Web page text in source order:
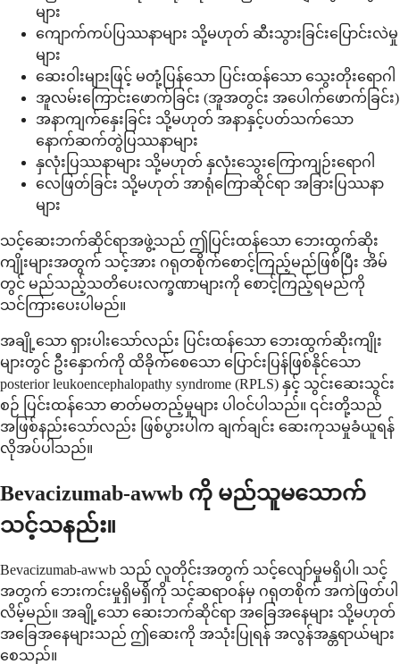
များ
ကျောက်ကပ်ပြဿနာများ သို့မဟုတ် ဆီးသွားခြင်းပြောင်းလဲမှု
များ
ဆေးဝါးများဖြင့် မတုံ့ပြန်သော ပြင်းထန်သော သွေးတိုးရောဂါ
အူလမ်းကြောင်းဖောက်ခြင်း (အူအတွင်း အပေါက်ဖောက်ခြင်း)
အနာကျက်နှေးခြင်း သို့မဟုတ် အနာနှင့်ပတ်သက်သော
နောက်ဆက်တွဲပြဿနာများ
နှလုံးပြဿနာများ သို့မဟုတ် နှလုံးသွေးကြောကျဉ်းရောဂါ
လေဖြတ်ခြင်း သို့မဟုတ် အာရုံကြောဆိုင်ရာ အခြားပြဿနာ
များ
သင့်ဆေးဘက်ဆိုင်ရာအဖွဲ့သည် ဤပြင်းထန်သော ဘေးထွက်ဆိုး
ကျိုးများအတွက် သင့်အား ဂရုတစိုက်စောင့်ကြည့်မည်ဖြစ်ပြီး အိမ်
တွင် မည်သည့်သတိပေးလက္ခဏာများကို စောင့်ကြည့်ရမည်ကို
သင်ကြားပေးပါမည်။
အချို့သော ရှားပါးသော်လည်း ပြင်းထန်သော ဘေးထွက်ဆိုးကျိုး
များတွင် ဦးနှောက်ကို ထိခိုက်စေသော ပြောင်းပြန်ဖြစ်နိုင်သော
posterior leukoencephalopathy syndrome (RPLS) နှင့် သွင်းဆေးသွင်း
စဉ် ပြင်းထန်သော ဓာတ်မတည့်မှုများ ပါဝင်ပါသည်။ ၎င်းတို့သည်
အဖြစ်နည်းသော်လည်း ဖြစ်ပွားပါက ချက်ချင်း ဆေးကုသမှုခံယူရန်
လိုအပ်ပါသည်။
Bevacizumab-awwb ကို မည်သူမသောက်
သင့်သနည်း။
Bevacizumab-awwb သည် လူတိုင်းအတွက် သင့်လျော်မှုမရှိပါ၊ သင့်
အတွက် ဘေးကင်းမှုရှိမရှိကို သင့်ဆရာဝန်မှ ဂရုတစိုက် အကဲဖြတ်ပါ
လိမ့်မည်။ အချို့သော ဆေးဘက်ဆိုင်ရာ အခြေအနေများ သို့မဟုတ်
အခြေအနေများသည် ဤဆေးကို အသုံးပြုရန် အလွန်အန္တရာယ်များ
စေသည်။